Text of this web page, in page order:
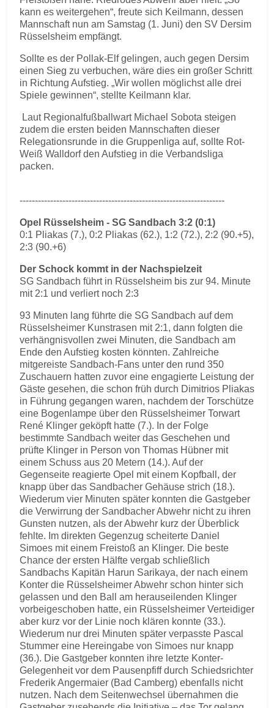
kann es weitergehen“, freute sich Keilmann, dessen
Mannschaft nun am Samstag (1. Juni) den SV Dersim
Rüsselsheim empfängt.
Sollte es der Pollak-Elf gelingen, auch gegen Dersim
einen Sieg zu verbuchen, wäre dies ein großer Schritt
in Richtung Aufstieg. „Wir wollen möglichst alle drei
Spiele gewinnen“, stellte Keilmann klar.
Laut Regionalfußballwart Michael Sobota steigen
zudem die ersten beiden Mannschaften dieser
Relegationsrunde in die Gruppenliga auf, sollte Rot-
Weiß Walldorf den Aufstieg in die Verbandsliga
packen.
-------------------------------------------------------------------
Opel Rüsselsheim - SG Sandbach 3:2 (0:1)
0:1 Pliakas (7.), 0:2 Pliakas (62.), 1:2 (72.), 2:2 (90.+5),
2:3 (90.+6)
Der Schock kommt in der Nachspielzeit
SG Sandbach führt in Rüsselsheim bis zur 94. Minute
mit 2:1 und verliert noch 2:3
93 Minuten lang führte die SG Sandbach auf dem
Rüsselsheimer Kunstrasen mit 2:1, dann folgten die
verhängnisvollen zwei Minuten, die Sandbach am
Ende den Aufstieg kosten könnten. Zahlreiche
mitgereiste Sandbach-Fans unter den rund 350
Zuschauern hatten zuvor eine engagierte Leistung der
Gäste gesehen, die schon früh durch Dimitrios Pliakas
in Führung gegangen waren, nachdem der Torschütze
eine Bogenlampe über den Rüsselsheimer Torwart
René Klinger geköpft hatte (7.). In der Folge
bestimmte Sandbach weiter das Geschehen und
prüfte Klinger in Person von Thomas Hübner mit
einem Schuss aus 20 Metern (14.). Auf der
Gegenseite reagierte Opel mit einem Kopfball, der
knapp über das Sandbacher Gehäuse strich (18.).
Wiederum vier Minuten später konnten die Gastgeber
die Verwirrung der Sandbacher Abwehr nicht zu ihren
Gunsten nutzen, als der Abwehr kurz der Überblick
fehlte. Im direkten Gegenzug scheiterte Daniel
Simoes mit einem Freistoß an Klinger. Die beste
Chance der ersten Hälfte vergab schließlich
Sandbachs Kapitän Harun Sarikaya, der nach einem
Konter die Rüsselsheimer Abwehr schon hinter sich
gelassen und den Ball am herauseilenden Klinger
vorbeigeschoben hatte, ein Rüsselsheimer Verteidiger
aber kurz vor der Linie noch klären konnte (33.).
Wiederum nur drei Minuten später verpasste Pascal
Stummer eine Hereingabe von Simoes nur knapp
(36.). Die Gastgeber konnten ihre letzte Konter-
Gelegenheit vor dem Pausenpfiff durch Schiedsrichter
Frederik Angermaier (Bad Camberg) ebenfalls nicht
nutzen. Nach dem Seitenwechsel übernahmen die